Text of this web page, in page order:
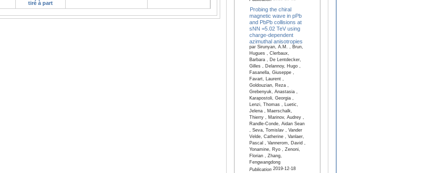
tiré à part
Probing the chiral
magnetic wave in pPb
and PbPb collisions at
sNN =5.02 TeV using
charge-dependent
azimuthal anisotropies
par Sirunyan, A.M. , Brun,
Hugues , Clerbaux,
Barbara , De Lentdecker,
Gilles , Delannoy, Hugo ,
Fasanella, Giuseppe ,
Favart, Laurent ,
Goldouzian, Reza ,
Grebenyuk, Anastasia ,
Karapostoli, Georgia ,
Lenzi, Thomas , Luetic,
Jelena , Maerschalk,
Thierry , Marinov, Audrey ,
Randle-Conde, Aidan Sean
, Seva, Tomislav , Vander
Velde, Catherine , Vanlaer,
Pascal , Vannerom, David ,
Yonamine, Ryo , Zenoni,
Florian , Zhang,
Fengwangdong
Publication2019-12-18